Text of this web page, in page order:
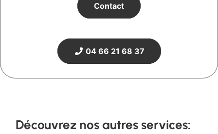
Contact
04 66 21 68 37
Découvrez nos autres services: